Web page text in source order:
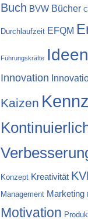
Buch BVW Bücher
Durchlaufzeit EFQM
Führungskräfte
Innovation
Kaizen
Konzept Kreativität
Management Marketing
Motivation